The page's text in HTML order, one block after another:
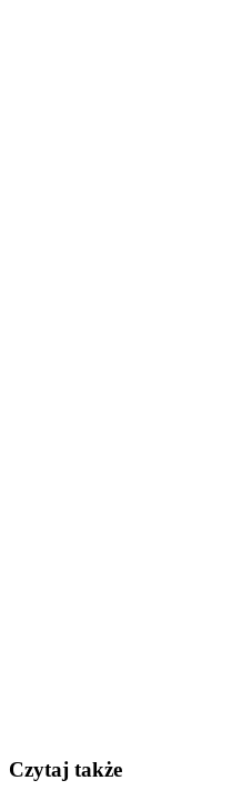
Czytaj także